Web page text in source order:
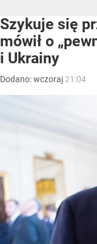
Szykuje się
mówił o
i Ukrainy
Dodano:wczoraj 21:04